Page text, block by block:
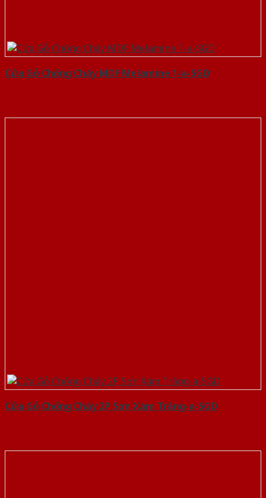
Cửa Gỗ Chống Cháy MDF Melamine 1-a-SGD
Cửa Gỗ Chống Cháy 2P Sơn Xám Trắng-a-SGD